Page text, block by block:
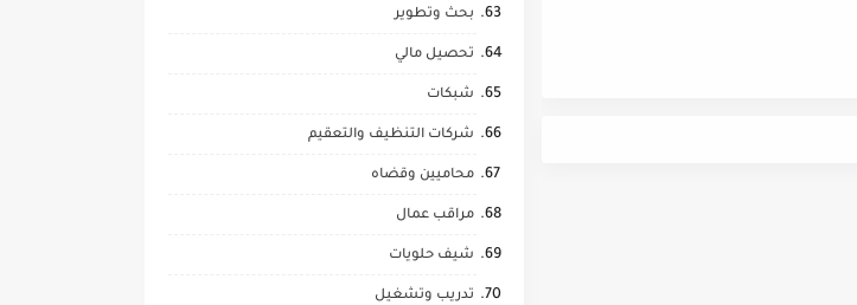
بحث وتطوير
تحصيل مالي
شبكات
شركات التنظيف والتعقيم
محاميين وقضاه
مراقب عمال
شيف حلويات
تدريب وتشغيل